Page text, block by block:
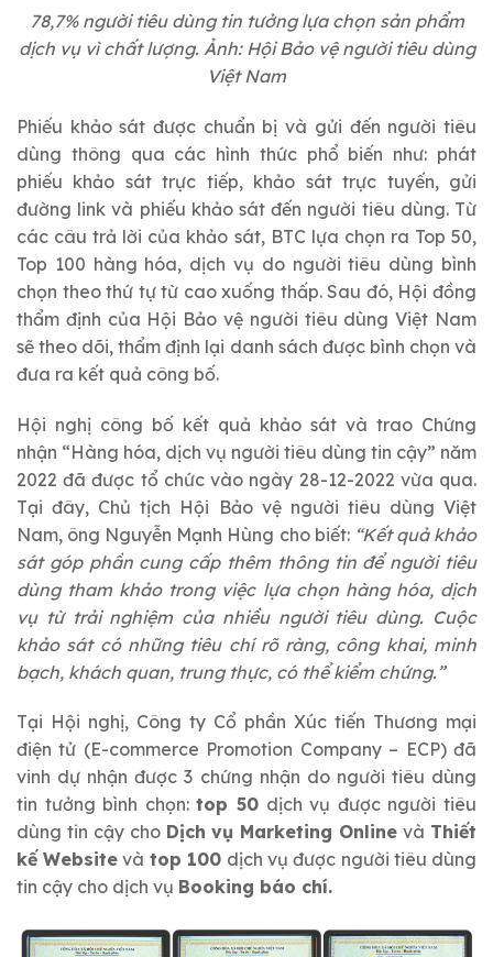
78,7% người tiêu dùng tin tưởng lựa chọn sản phẩm
dịch vụ vì chất lượng. Ảnh: Hội Bảo vệ người tiêu dùng
Việt Nam
Phiếu khảo sát được chuẩn bị và gửi đến người tiêu
dùng thông qua các hình thức phổ biến như: phát
phiếu khảo sát trực tiếp, khảo sát trực tuyến, gửi
đường link và phiếu khảo sát đến người tiêu dùng. Từ
các câu trả lời của khảo sát, BTC lựa chọn ra Top 50,
Top 100 hàng hóa, dịch vụ do người tiêu dùng bình
chọn theo thứ tự từ cao xuống thấp. Sau đó, Hội đồng
thẩm định của Hội Bảo vệ người tiêu dùng Việt Nam
sẽ theo dõi, thẩm định lại danh sách được bình chọn và
đưa ra kết quả công bố.
Hội nghị công bố kết quả khảo sát và trao Chứng
nhận “Hàng hóa, dịch vụ người tiêu dùng tin cậy” năm
2022 đã được tổ chức vào ngày 28-12-2022 vừa qua.
Tại đây, Chủ tịch Hội Bảo vệ người tiêu dùng Việt
Nam, ông Nguyễn Mạnh Hùng cho biết: “Kết quả khảo
sát góp phần cung cấp thêm thông tin để người tiêu
dùng tham khảo trong việc lựa chọn hàng hóa, dịch
vụ từ trải nghiệm của nhiều người tiêu dùng. Cuộc
khảo sát có những tiêu chí rõ ràng, công khai, minh
bạch, khách quan, trung thực, có thể kiểm chứng.”
Tại Hội nghị, Công ty Cổ phần Xúc tiến Thương mại
điện tử (E-commerce Promotion Company – ECP) đã
vinh dự nhận được 3 chứng nhận do người tiêu dùng
tin tưởng bình chọn:top 50 dịch vụ được người tiêu
dùng tin cậy cho Dịch vụ Marketing Online và Thiết
kế Website và top 100 dịch vụ được người tiêu dùng
tin cậy cho dịch vụ Booking báo chí.